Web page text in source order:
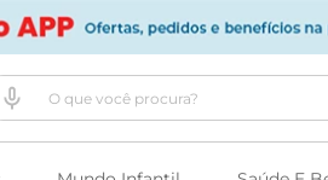
você procura?